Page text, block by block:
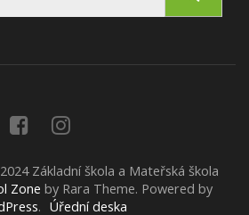
Základní škola a Mateřská škola
Zone by Rara Theme. Powered by
. Úřední deska